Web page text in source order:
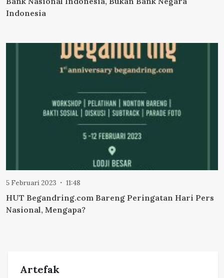
Indonesia
5 Februari 2023 11:48
HUT Begandring.com Bareng Peringatan Hari Pers
Nasional, Mengapa?
Artefak